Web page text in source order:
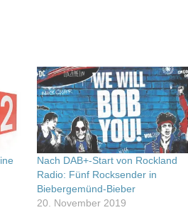
Nach DAB+-Start von Rockland
Radio: Fünf Rocksender in
Biebergemünd-Bieber
20. November 2019